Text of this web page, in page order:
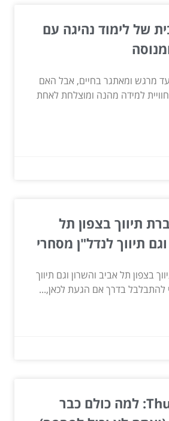
של לימוד נהיגה עם
מרגש ומאתגר בחיים, אבל האם
למידה מהנה ומוצלחת לאחת
תיווך בצפון תל
תיווך לנדל"ן מסחרי
בצפון תל אביב והשרון וגם תיווך
להתבלבל בדרך אם הגעת לכאן,...
Thunderbolt 5: למה כולם כבר